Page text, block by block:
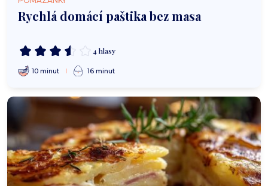
Rychlá domácí paštika bez masa
4 hlasy
10 minut 16 minut